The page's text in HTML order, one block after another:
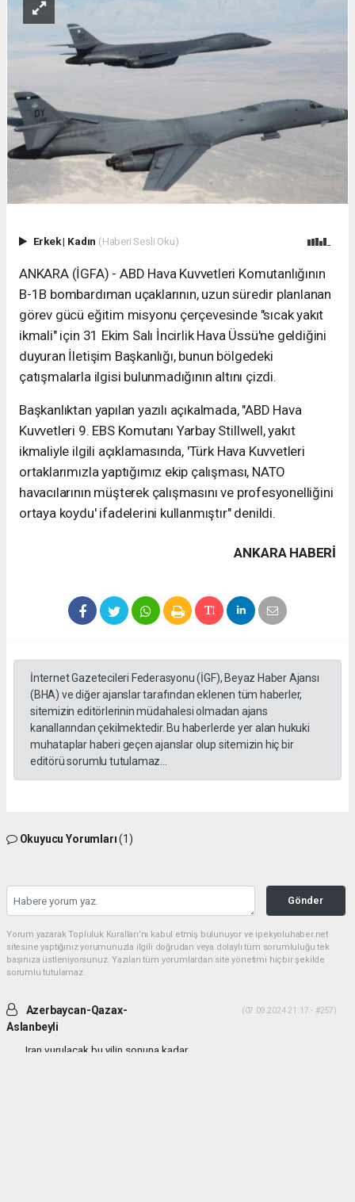
Erkek| Kadın (Haberi Sesli Oku)
ANKARA (İGFA) - ABD Hava Kuvvetleri Komutanlığının
B-1B bombardıman uçaklarının, uzun süredir planlanan
görev gücü eğitim misyonu çerçevesinde "sıcak yakıt
ikmali" için 31 Ekim Salı İncirlik Hava Üssü'ne geldiğini
duyuran İletişim Başkanlığı, bunun bölgedeki
çatışmalarla ilgisi bulunmadığının altını çizdi.
Başkanlıktan yapılan yazılı açıkalmada, "ABD Hava
Kuvvetleri 9. EBS Komutanı Yarbay Stillwell, yakıt
ikmaliyle ilgili açıklamasında, 'Türk Hava Kuvvetleri
ortaklarımızla yaptığımız ekip çalışması, NATO
havacılarının müşterek çalışmasını ve profesyonelliğini
ortaya koydu' ifadelerini kullanmıştır" denildi.
ANKARA HABERİ
İnternet Gazetecileri Federasyonu (İGF), Beyaz Haber Ajansı
(BHA) ve diğer ajanslar tarafından eklenen tüm haberler,
sitemizin editörlerinin müdahalesi olmadan ajans
kanallarından çekilmektedir. Bu haberlerde yer alan hukuki
muhataplar haberi geçen ajanslar olup sitemizin hiç bir
editörü sorumlu tutulamaz...
Okuyucu Yorumları(1)
Gönder
Yorum yazarak Topluluk Kuralları’nı kabul etmiş bulunuyor ve ipekyoluhaber.net
sitesine yaptığınız yorumunuzla ilgili doğrudan veya dolaylı tüm sorumluluğu tek
başınıza üstleniyorsunuz. Yazılan tüm yorumlardan site yönetimi hiçbir şekilde
sorumlu tutulamaz.
Azerbaycan-Qazax-
Aslanbeyli
(07.09.2024 21:17 - #257)
Iran vurulacak bu yilin sonuna kadar...